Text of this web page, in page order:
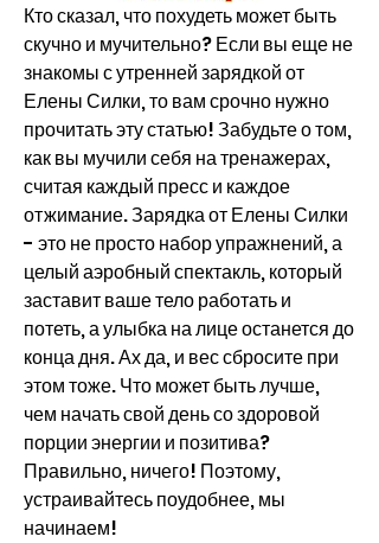
Кто сказал, что похудеть может быть
скучно и мучительно? Если вы еще не
знакомы с утренней зарядкой от
Елены Силки, то вам срочно нужно
прочитать эту статью! Забудьте о том,
как вы мучили себя на тренажерах,
считая каждый пресс и каждое
отжимание. Зарядка от Елены Силки
- это не просто набор упражнений, а
целый аэробный спектакль, который
заставит ваше тело работать и
потеть, а улыбка на лице останется до
конца дня. Ах да, и вес сбросите при
этом тоже. Что может быть лучше,
чем начать свой день со здоровой
порции энергии и позитива?
Правильно, ничего! Поэтому,
устраивайтесь поудобнее, мы
начинаем!